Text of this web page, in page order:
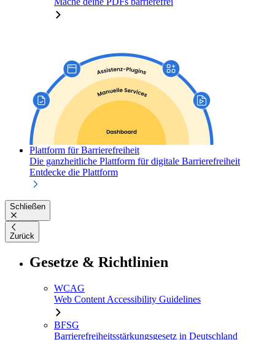
Plattform für Barrierefreiheit
Die ganzheitliche Plattform für digitale Barrierefreiheit
Entdecke die Plattform
Schließen
Zurück
Gesetze & Richtlinien
WCAG
Web Content Accessibility Guidelines
BFSG
Barrierefreiheitsstärkungsgesetz in Deutschland